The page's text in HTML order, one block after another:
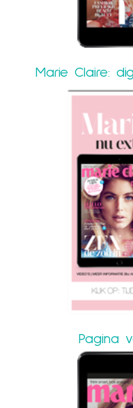
Marie Claire:
Pagina